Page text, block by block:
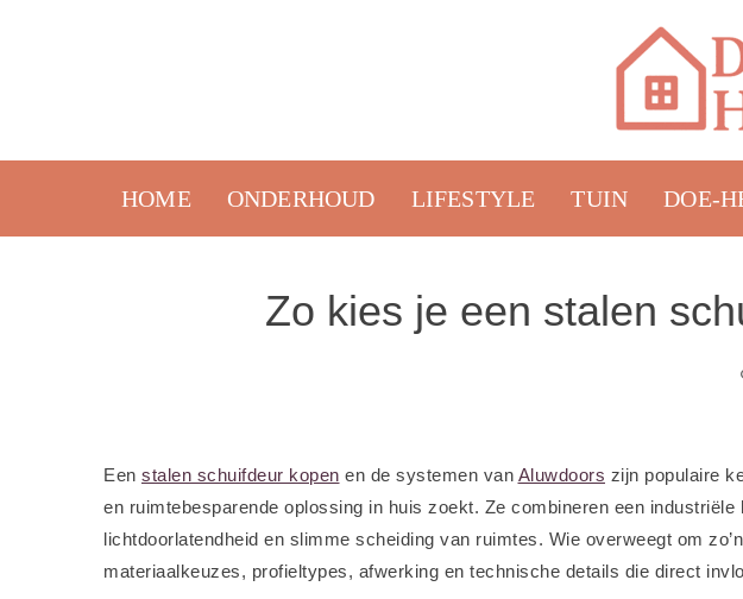
HOME ONDERHOUD LIFESTYLE TUIN DOE-
Zo kies je een stalen
Een stalen schuifdeur kopen en de systemen van Aluwdoors zijn populaire
en ruimtebesparende oplossing in huis zoekt. Ze combineren een
lichtdoorlatendheid en slimme scheiding van ruimtes. Wie overweegt om
materiaalkeuzes, profieltypes, afwerking en technische details die direct